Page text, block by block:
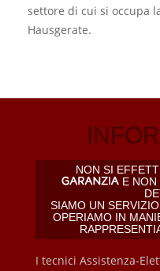
settore di cui si occupa
Hausgerate.
NON SI
E NON
SIAMO UN
OPERIAMO IN
I tecnici Assistenza-